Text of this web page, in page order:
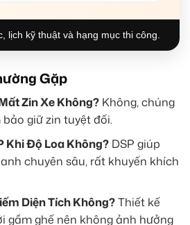
lịch kỹ thuật và hạng mục thi công.
Gặp
Zin Xe Không? Không, chúng
giữ zin tuyệt đối.
Khi Độ Loa Không? DSP giúp
chuyên sâu, rất khuyến khích
Diện Tích Không?Thiết kế
gầm ghế nên không ảnh hưởng